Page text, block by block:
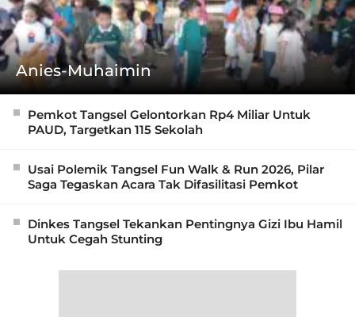
Anies-Muhaimin
Pemkot Tangsel Gelontorkan Rp4 Miliar Untuk
PAUD, Targetkan 115 Sekolah
Usai Polemik Tangsel Fun Walk & Run 2026, Pilar
Saga Tegaskan Acara Tak Difasilitasi Pemkot
Dinkes Tangsel Tekankan Pentingnya Gizi Ibu Hamil
Untuk Cegah Stunting